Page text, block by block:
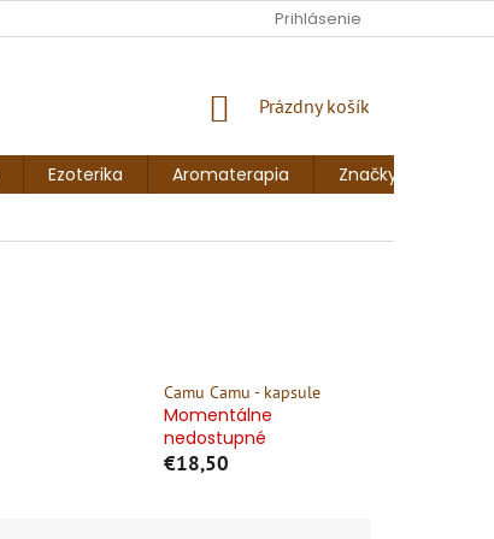
FORMULÁR NA ODSTÚPENIE OD ZMLUVY
Prihlásenie
NÁKUPNÝ
Prázdny košík
Ezoterika Aromaterapia Značky
Camu Camu - kapsule
Momentálne
nedostupné
€18,50